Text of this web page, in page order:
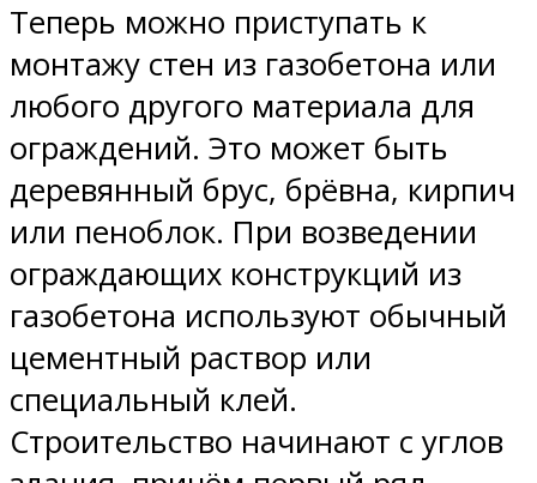
Теперь можно приступать к
монтажу стен из газобетона или
любого другого материала для
ограждений. Это может быть
деревянный брус, брёвна, кирпич
или пеноблок. При возведении
ограждающих конструкций из
газобетона используют обычный
цементный раствор или
специальный клей.
Строительство начинают с углов